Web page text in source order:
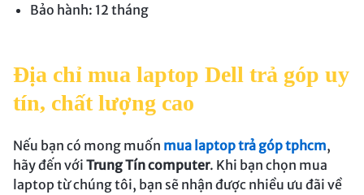
Bảo hành: 12 tháng
Địa chỉ mua laptop Dell trả góp uy
tín, chất lượng cao
Nếu bạn có mong muốn mua laptop trả góp tphcm,
hãy đến với Trung Tín computer. Khi bạn chọn mua
laptop từ chúng tôi, bạn sẽ nhận được nhiều ưu đãi về